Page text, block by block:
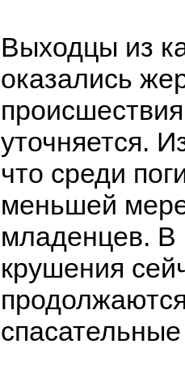
Выходцы из
оказались
уточняется.
что среди
меньшей
младенцев. В
крушения